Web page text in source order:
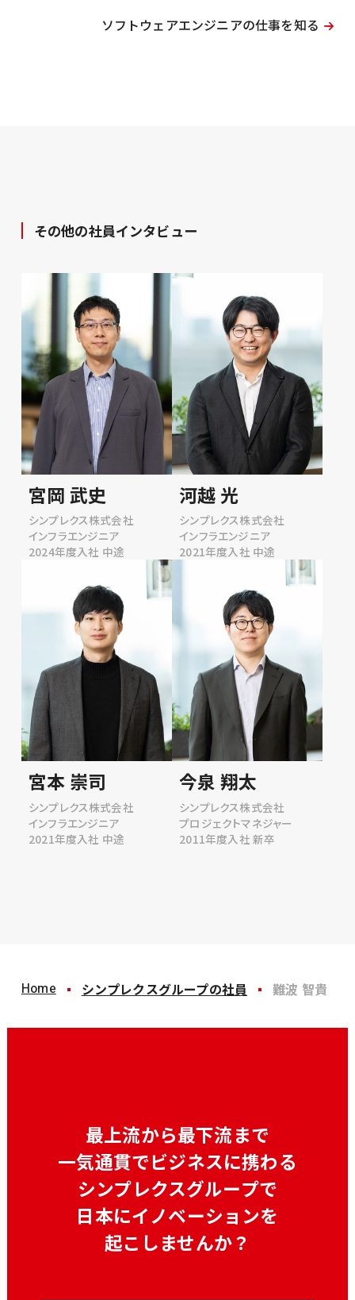
ソフトウェアエンジニアの仕事を知る
その他の社員インタビュー
宮岡 武史
シンプレクス株式会社
インフラエンジニア
2024年度入社 中途
河越 光
シンプレクス株式会社
インフラエンジニア
2021年度入社 中途
宮本 崇司
シンプレクス株式会社
インフラエンジニア
2021年度入社 中途
今泉 翔太
シンプレクス株式会社
プロジェクトマネジャー
2011年度入社 新卒
Home シンプレクスグループの社員 難波 智貴
最上流から最下流まで
一気通貫でビジネスに携わる
シンプレクスグループで
日本にイノベーションを
起こしませんか？